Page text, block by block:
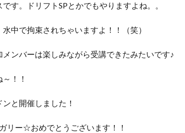
す。ドリフトSPとかでもやりますよね。。
中で拘束されちゃいますよ！！（笑）
ンバーは楽しみながら受講できたみたいです♪
！！
と開催しました！
ー☆おめでとうございます！！